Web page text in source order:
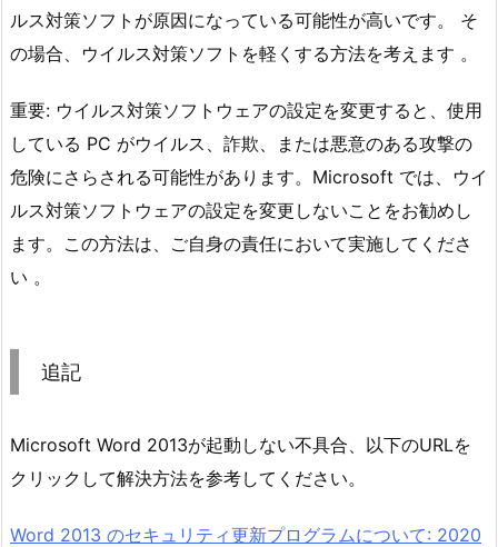
ルス対策ソフトが原因になっている可能性が高いです。 そ
の場合、ウイルス対策ソフトを軽くする方法を考えます 。
重要: ウイルス対策ソフトウェアの設定を変更すると、使用
している PC がウイルス、詐欺、または悪意のある攻撃の
危険にさらされる可能性があります。Microsoft では、ウイ
ルス対策ソフトウェアの設定を変更しないことをお勧めし
ます。この方法は、ご自身の責任において実施してくださ
い 。
追記
Microsoft Word 2013が起動しない不具合、以下のURLを
クリックして解決方法を参考してください。
Word 2013 のセキュリティ更新プログラムについて: 2020